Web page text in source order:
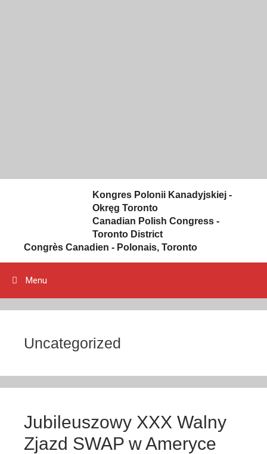
Kongres Polonii Kanadyjskiej -
Okręg Toronto
Canadian Polish Congress -
Toronto District
Congrès Canadien - Polonais, Toronto
Menu
Uncategorized
Jubileuszowy XXX Walny
Zjazd SWAP w Ameryce